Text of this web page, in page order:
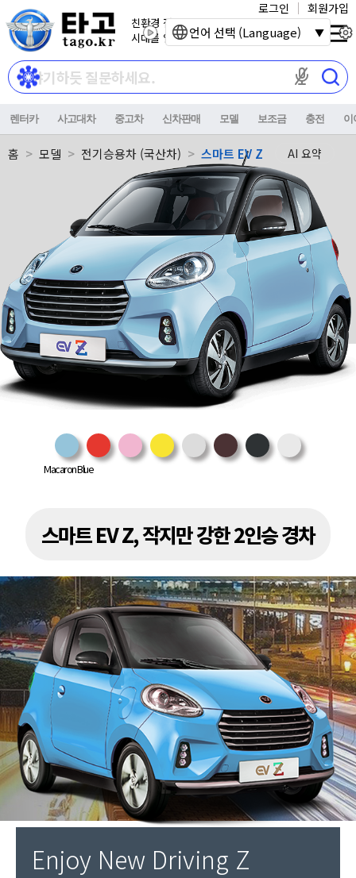
친환경 전기자동차
시대를 열어갑니다.
마이크 권한이
로그인 회원가입
렌터카 사고대차 중고차 신차판매 모델 보조금 충전 이
홈 모델 전기승용차 (국산차) 스마트 EV Z AI 요약
Macaron Blue
스마트 EV Z, 작지만 강한 2인승 경차
Enjoy New Driving Z
언어 선택 (Language)